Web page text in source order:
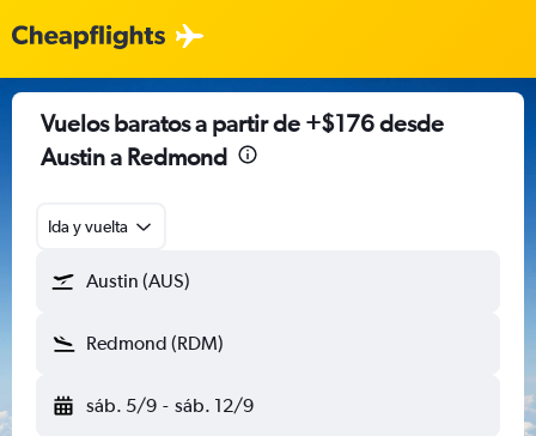
Vuelos baratos a partir de +$176 desde
Austin a Redmond
Ida y vuelta
Austin (AUS)
Redmond (RDM)
sáb. 5/9 - sáb. 12/9